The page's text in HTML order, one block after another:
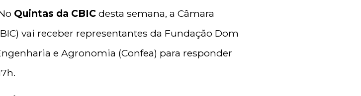
Quintas da CBIC desta semana, a Câmara
vai receber representantes da Fundação Dom
e Agronomia (Confea) para responder